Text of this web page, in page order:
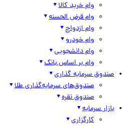
وام خرید کالا
وام قرض الحسنه
وام ازدواج
وام خودرو
وام دانشجویی
وام بر اساس بانک
صندوق سرمایه گذاری
صندوق‌های سرمایه‌گذاری طلا
صندوق نقره
بازار سرمایه
کارگزاری